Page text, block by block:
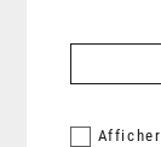
Afficher